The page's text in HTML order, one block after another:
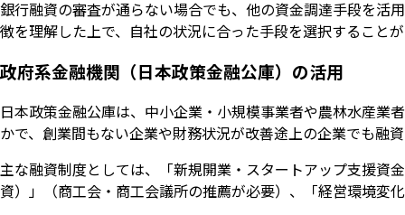
銀行融資の審査が通らない場合でも、他の資金調達手段を活
徴を理解した上で、自社の状況に合った手段を選択すること
政府系金融機関（日本政策金融公庫）の活用
日本政策金融公庫は、中小企業・小規模事業者や農林水産業
かで、創業間もない企業や財務状況が改善途上の企業でも融
主な融資制度としては、「新規開業・スタートアップ支援資
資）」（商工会・商工会議所の推薦が必要）、「経営環境変